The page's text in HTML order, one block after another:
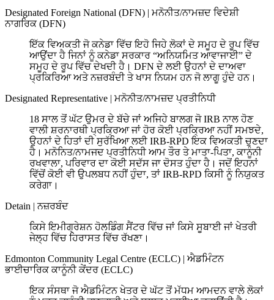
Designated Foreign National (DFN) | ਮਨੋਨੀਤ/ਨਾਮਜ਼ਦ ਵਿਦੇਸ਼ੀ
ਨਾਗਰਿਕ (DFN)
ਇੱਕ ਵਿਅਕਤੀ ਜੋ ਕਨੇਡਾ ਵਿੱਚ ਇਹੋ ਜਿਹੇ ਲੋਕਾਂ ਦੇ ਸਮੂਹ ਦੇ ਰੂਪ ਵਿੱਚ
ਆਉਂਦਾ ਹੈ ਜਿਨਾਂ ਨੂੰ ਕਨੇਡਾ ਸਰਕਾਰ “ਅਨਿਯਮਿਤ ਆਵਾਜਾਈ” ਦੇ
ਸਮੂਹ ਦੇ ਰੂਪ ਵਿੱਚ ਦੇਖਦੀ ਹੈ। DFN ਦੇ ਲਈ ਉਹਨਾਂ ਦੇ ਦਾਅਵਾ
ਪ੍ਰਕਿਰਿਆ ਅਤੇ ਨਜ਼ਰਬੰਦੀ ਤੇ ਖਾਸ ਨਿਯਮ ਹਨ ਜੋ ਲਾਗੂ ਹੁੰਦੇ ਹਨ।
Designated Representative | ਮਨੋਨੀਤ/ਨਾਮਜ਼ਦ ਪ੍ਰਤੀਨਿਧੀ
18 ਸਾਲ ਤੋਂ ਘੱਟ ਉਮਰ ਦੇ ਬੱਚੇ ਜਾਂ ਅਜਿਹੇ ਬਾਲਗ ਜੋ IRB ਨਾਲ ਹੋਣ
ਵਾਲੀ ਸ਼ਰਨਾਰਥੀ ਪ੍ਰਕ੍ਰਿਆ ਜਾਂ ਹੋਰ ਕੋਈ ਪ੍ਰਕ੍ਰਿਆ ਨਹੀਂ ਸਮਝਦੇ,
ਉਹਨਾਂ ਦੇ ਹਿਤਾਂ ਦੀ ਸੁਰੱਖਿਆ ਲਈ IRB-RPD ਇਕ ਵਿਅਕਤੀ ਚੁਣਦਾ
ਹੈ। ਮਨੋਨਿਤ/ਨਾਮਜਦ ਪ੍ਰਤੀਨਿਧੀ ਆਮ ਤੌਰ ਤੇ ਮਾਤਾ-ਪਿਤਾ, ਕਾਨੂੰਨੀ
ਰਖਵਾਲਾ, ਪਰਿਵਾਰ ਦਾ ਕੋਈ ਸਦੱਸ ਜਾ ਦੋਸਤ ਹੁੰਦਾ ਹੈ। ਜਦੋਂ ਇਹਨਾਂ
ਵਿੱਚੋਂ ਕੋਈ ਵੀ ਉਪਲਬਧ ਨਹੀਂ ਹੁੰਦਾ, ਤਾਂ IRB-RPD ਕਿਸੀ ਨੂੰ ਨਿਯੁਕਤ
ਕਰੇਗਾ।
Detain | ਨਜ਼ਰਬੰਦ
ਕਿਸੇ ਇਮੀਗ੍ਰੇਸ਼ਨ ਹੋਲਡਿੰਗ ਸੈਂਟਰ ਵਿੱਚ ਜਾਂ ਕਿਸੇ ਸੂਬਾਈ ਜਾਂ ਖੇਤਰੀ
ਜੇਲ੍ਹ ਵਿੱਚ ਹਿਰਾਸਤ ਵਿੱਚ ਰੱਖਣਾ।
Edmonton Community Legal Centre (ECLC) | ਐਡਮਿੰਟਨ
ਭਾਈਚਾਰਿਕ ਕਾਨੂੰਨੀ ਕੇਂਦਰ (ECLC)
ਇਕ ਸੰਸਥਾ ਜੋ ਐਡਮਿੰਟਨ ਖੇਤਰ ਦੇ ਘੱਟ ਤੋਂ ਮੱਧਮ ਆਮਦਨ ਵਾਲੇ ਲੋਕਾਂ